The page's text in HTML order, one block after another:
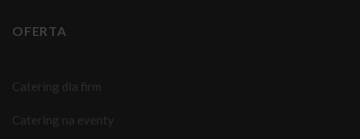
OFERTA
Catering dla firm
Catering na eventy